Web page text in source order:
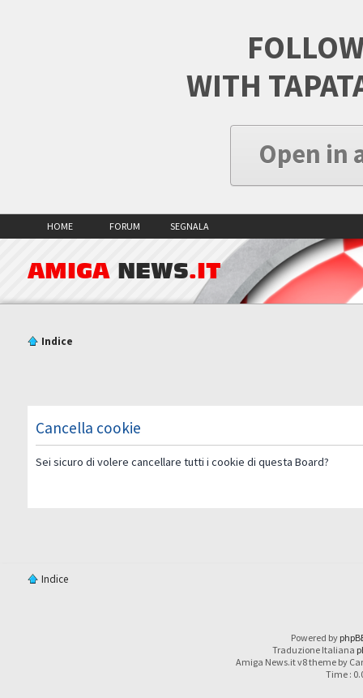
WITH
Open in
HOME FORUM SEGNALA
AMIGA NEWS.IT
Indice
Cancella cookie
Sei sicuro di volere cancellare tutti i cookie di questa Board?
Indice
Powered by
Traduzione Italiana
Amiga News.it v8 theme by
Time :